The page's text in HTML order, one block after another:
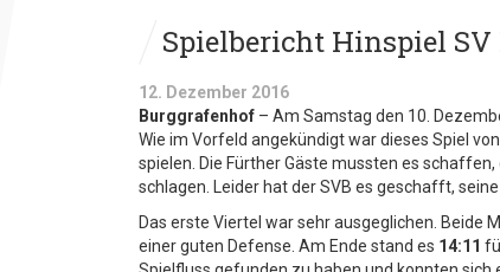
Spielbericht Hinspiel
12. Dezember 2016
Burggrafenhof – Am Samstag den 10.
Wie im Vorfeld angekündigt war dieses Spiel
spielen. Die Fürther Gäste mussten es
schlagen. Leider hat der SVB es geschafft,
Das erste Viertel war sehr ausgeglichen. Beide
einer guten Defense. Am Ende stand es 14:11